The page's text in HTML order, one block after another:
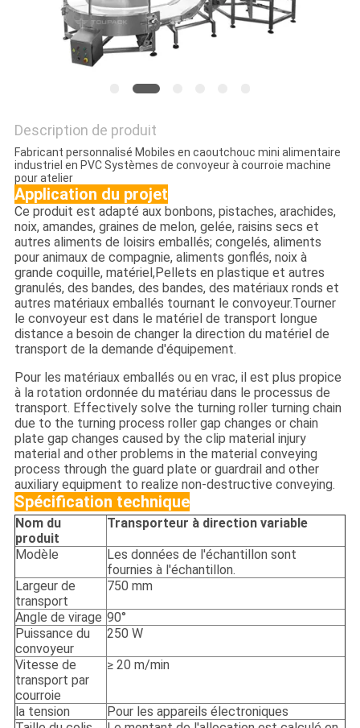
CONFIDENTIALITÉ
Description de produit
Fabricant personnalisé Mobiles en caoutchouc mini alimentaire
industriel en PVC Systèmes de convoyeur à courroie machine
pour atelier
Application du projet
Ce produit est adapté aux bonbons, pistaches, arachides,
noix, amandes, graines de melon, gelée, raisins secs et
autres aliments de loisirs emballés; congelés, aliments
pour animaux de compagnie, aliments gonflés, noix à
grande coquille, matériel,Pellets en plastique et autres
granulés, des bandes, des bandes, des matériaux ronds et
autres matériaux emballés tournant le convoyeur.Tourner
le convoyeur est dans le matériel de transport longue
distance a besoin de changer la direction du matériel de
transport de la demande d'équipement.
Pour les matériaux emballés ou en vrac, il est plus propice
à la rotation ordonnée du matériau dans le processus de
transport. Effectively solve the turning roller turning chain
due to the turning process roller gap changes or chain
plate gap changes caused by the clip material injury
material and other problems in the material conveying
process through the guard plate or guardrail and other
auxiliary equipment to realize non-destructive conveying.
Spécification technique
Nom du
produit
Transporteur à direction variable
Modèle
Les données de l'échantillon sont
fournies à l'échantillon.
Largeur de
transport
750 mm
Angle de virage 90°
Puissance du
convoyeur
250 W
Vitesse de
transport par
courroie
≥ 20 m/min
la tension
Pour les appareils électroniques